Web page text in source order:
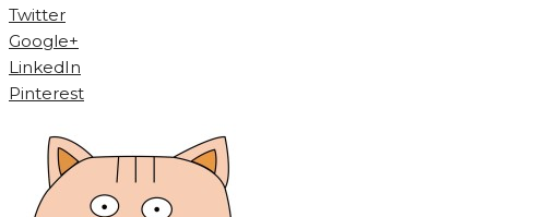
Twitter
Google+
LinkedIn
Pinterest